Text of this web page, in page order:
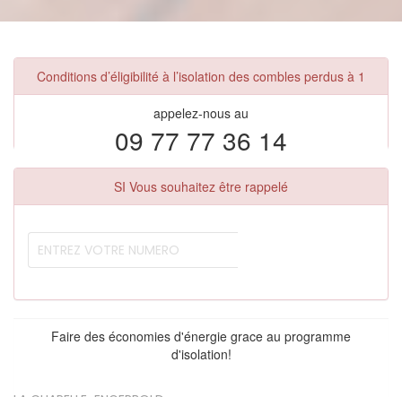
Conditions d’éligibilité à l’isolation des combles perdus à 1
appelez-nous au
09 77 77 36 14
SI Vous souhaitez être rappelé
Faire des économies d'énergie grace au programme
d'isolation!